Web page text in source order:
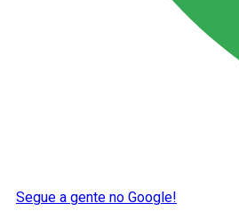
Segue a gente no Google!